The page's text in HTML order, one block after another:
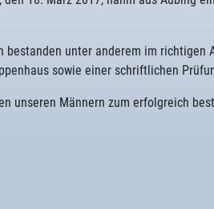
bestanden unter anderem im
sowie einer schriftlichen
unseren Männern zum erfolgreich